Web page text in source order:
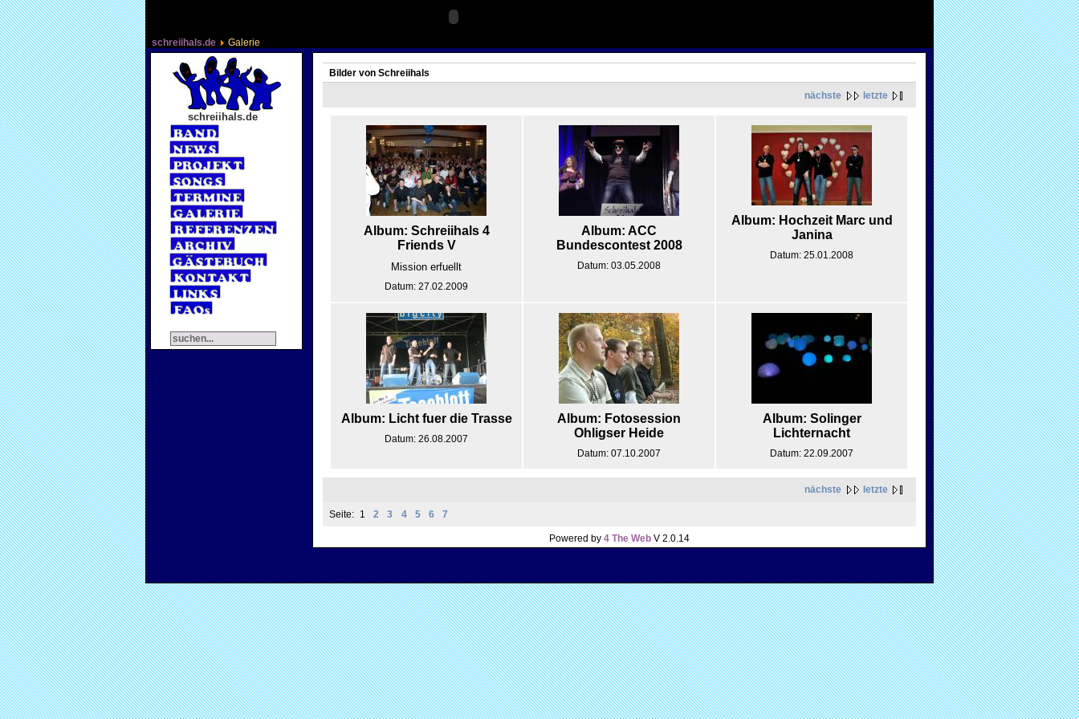
schreiihals.de Galerie
schreiihals.de
Bilder von Schreiihals
nächste
letzte
Album: Schreiihals 4
Friends V
Mission erfuellt
Datum: 27.02.2009
Album: ACC
Bundescontest 2008
Datum: 03.05.2008
Album: Hochzeit Marc und
Janina
Datum: 25.01.2008
Album: Licht fuer die Trasse
Datum: 26.08.2007
Album: Fotosession
Ohligser Heide
Datum: 07.10.2007
Album: Solinger
Lichternacht
Datum: 22.09.2007
nächste letzte
Seite: 1 2 3 4 5 6 7
Powered by 4 The Web V 2.0.14